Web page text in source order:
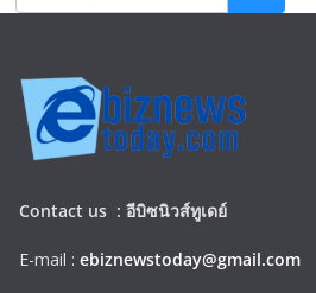
Contact us : อีบิซนิวส์ทูเดย์
E-mail : ebiznewstoday@gmail.com